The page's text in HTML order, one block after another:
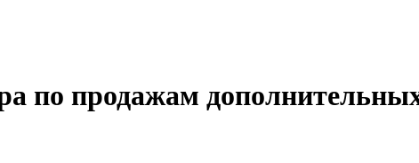
по продажам